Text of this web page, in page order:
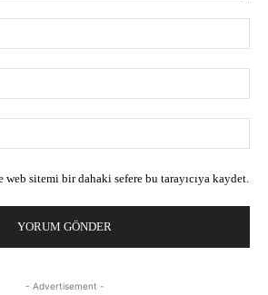
web sitemi bir dahaki sefere bu tarayıcıya kaydet.
- Advertisement -